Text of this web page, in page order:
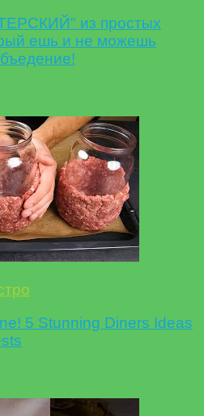
из простых
ешь и не можешь
5 Stunning Diners Ideas